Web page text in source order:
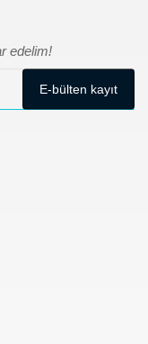
edelim!